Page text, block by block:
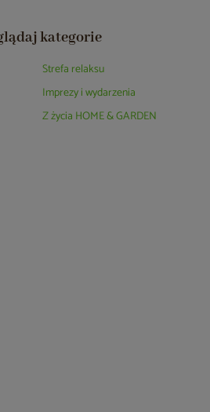
kategorie
Strefa relaksu
Imprezy i wydarzenia
Z życia HOME & GARDEN